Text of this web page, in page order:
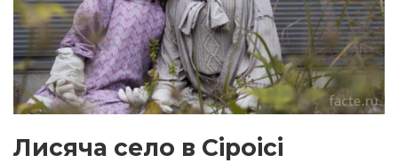
Лисяча село в Сіроісі